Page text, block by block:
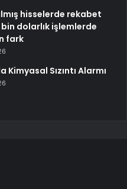
hisselerde rekabet
bin dolarlık işlemlerde
fark
Kimyasal Sızıntı Alarmı